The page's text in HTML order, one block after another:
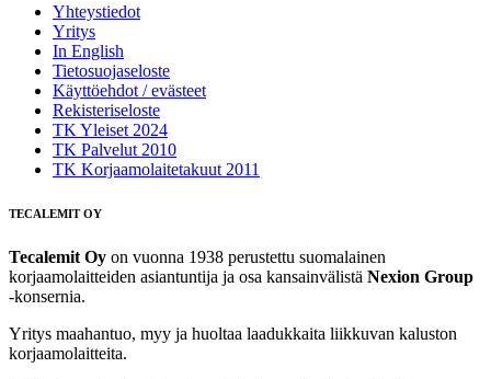
Yhteystiedot
Yritys
In English
Tietosuojaseloste
Käyttöehdot / evästeet
Rekisteriseloste
TK Yleiset 2024
TK Palvelut 2010
TK Korjaamolaitetakuut 2011
TECALEMIT OY
Tecalemit Oy on vuonna 1938 perustettu suomalainen
korjaamolaitteiden asiantuntija ja osa kansainvälistä Nexion Group
-konsernia.
Yritys maahantuo, myy ja huoltaa laadukkaita liikkuvan kaluston
korjaamolaitteita.